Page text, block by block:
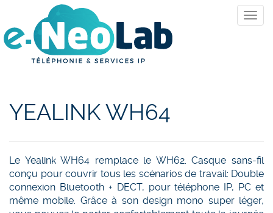
YEALINK WH64
Le Yealink WH64 remplace le WH62. Casque sans-fil
conçu pour couvrir tous les scénarios de travail: Double
connexion Bluetooth + DECT, pour téléphone IP, PC et
même mobile. Grâce à son design mono super léger,